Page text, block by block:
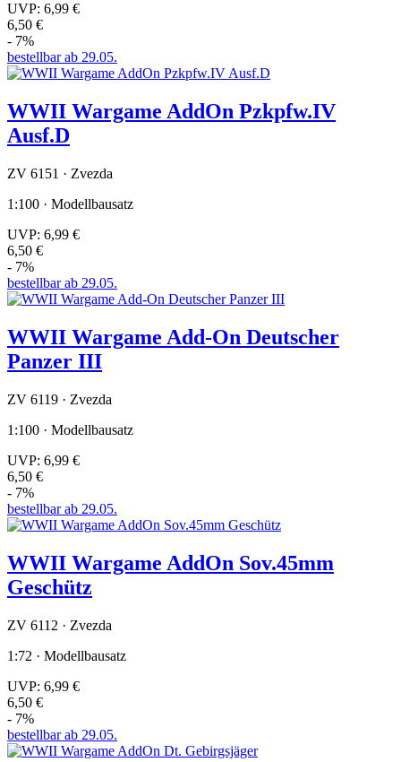
UVP: 6,99 €
6,50 €
- 7%
bestellbar ab 29.05.
WWII Wargame AddOn Pzkpfw.IV
Ausf.D
ZV 6151 · Zvezda
1:100 · Modellbausatz
UVP: 6,99 €
6,50 €
- 7%
bestellbar ab 29.05.
WWII Wargame Add-On Deutscher
Panzer III
ZV 6119 · Zvezda
1:100 · Modellbausatz
UVP: 6,99 €
6,50 €
- 7%
bestellbar ab 29.05.
WWII Wargame AddOn Sov.45mm
Geschütz
ZV 6112 · Zvezda
1:72 · Modellbausatz
UVP: 6,99 €
6,50 €
- 7%
bestellbar ab 29.05.